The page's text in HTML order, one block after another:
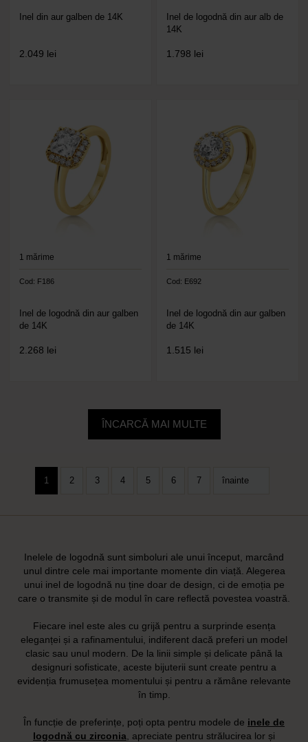
Inel din aur galben de 14K
2.049 lei
Inel de logodnă din aur alb de
14K
1.798 lei
1 mărime
Cod: F186
Inel de logodnă din aur galben
de 14K
2.268 lei
1 mărime
Cod: E692
Inel de logodnă din aur galben
de 14K
1.515 lei
ÎNCARCĂ MAI MULTE
1 2 3 4 5 6 7 înainte
Inelele de logodnă sunt simboluri ale unui început, marcând
unul dintre cele mai importante momente din viață. Alegerea
unui inel de logodnă nu ține doar de design, ci de emoția pe
care o transmite și de modul în care reflectă povestea voastră.
Fiecare inel este ales cu grijă pentru a surprinde esența
eleganței și a rafinamentului, indiferent dacă preferi un model
clasic sau unul modern. De la linii simple și delicate până la
designuri sofisticate, aceste bijuterii sunt create pentru a
evidenția frumusețea momentului și pentru a rămâne relevante
în timp.
În funcție de preferințe, poți opta pentru modele de inele de
logodnă cu zirconia , apreciate pentru strălucirea lor și